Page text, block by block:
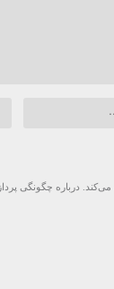
درباره چگونگی